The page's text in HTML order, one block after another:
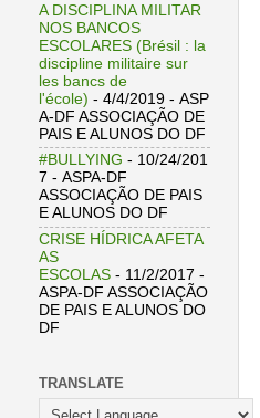
A DISCIPLINA MILITAR
NOS BANCOS
ESCOLARES (Brésil : la
discipline militaire sur
les bancs de
l'école) - 4/4/2019 - ASP
A-DF ASSOCIAÇÃO DE
PAIS E ALUNOS DO DF
#BULLYING - 10/24/201
7 - ASPA-DF
ASSOCIAÇÃO DE PAIS
E ALUNOS DO DF
CRISE HÍDRICA AFETA
AS
ESCOLAS - 11/2/2017 -
ASPA-DF ASSOCIAÇÃO
DE PAIS E ALUNOS DO
DF
TRANSLATE